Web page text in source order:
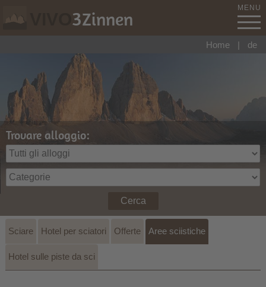
3Zinnen MENU
Trovare alloggio:
Cerca
Home | de
Sciare Hotel per sciatori Offerte Aree sciistiche
Hotel sulle piste da sci